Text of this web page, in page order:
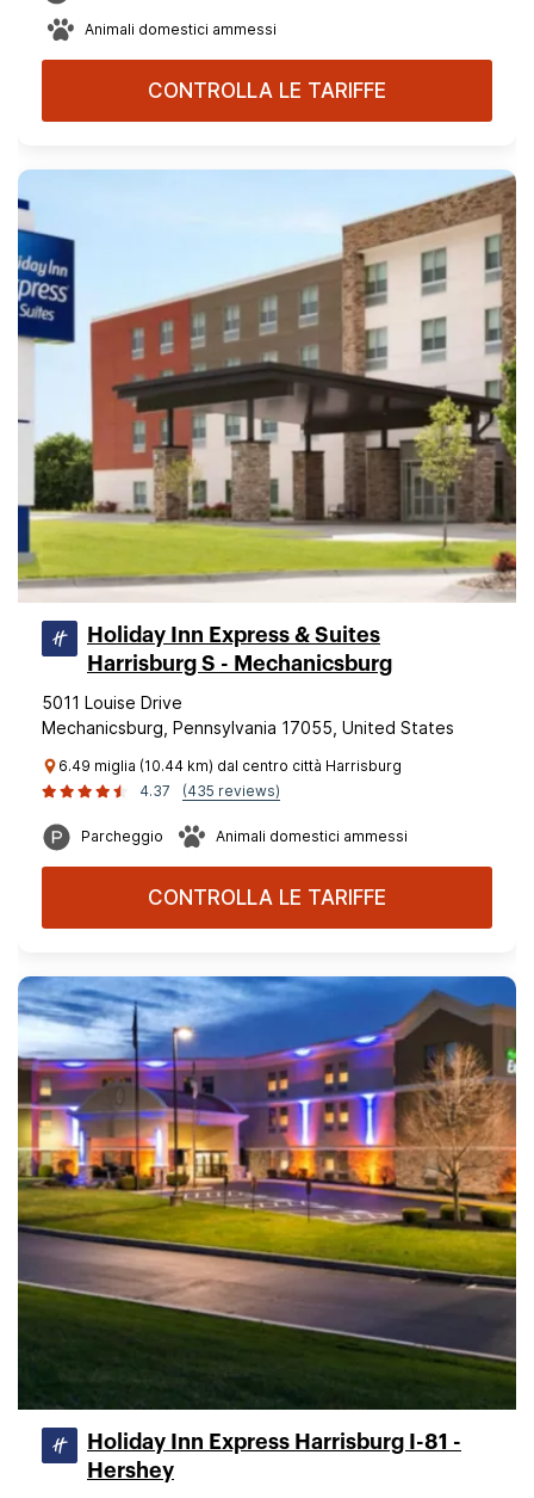
Animali domestici ammessi
CONTROLLA LE TARIFFE
Holiday Inn Express & Suites
Harrisburg S - Mechanicsburg
5011 Louise Drive
Mechanicsburg, Pennsylvania 17055, United States
6.49 miglia (10.44 km) dal centro città Harrisburg
4.37
(435 reviews)
Parcheggio Animali domestici ammessi
CONTROLLA LE TARIFFE
Holiday Inn Express Harrisburg I-81 -
Hershey